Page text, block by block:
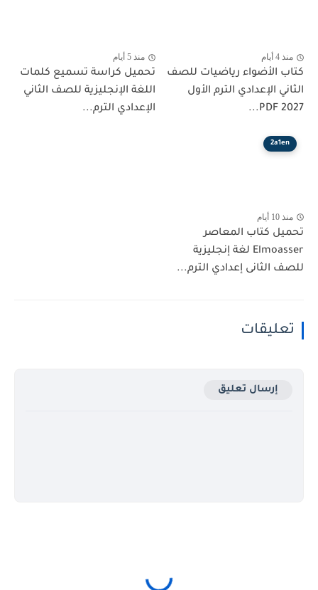
منذ 4 أيام
كتاب الأضواء رياضيات للصف
الثاني الإعدادي الترم الأول
2027 PDF...
منذ 5 أيام
تحميل كراسة تسميع كلمات
اللغة الإنجليزية للصف الثاني
الإعدادي الترم...
2a1en
منذ 10 أيام
تحميل كتاب المعاصر
Elmoasser لغة إنجليزية
للصف الثانى إعدادي الترم...
تعليقات
إرسال تعليق